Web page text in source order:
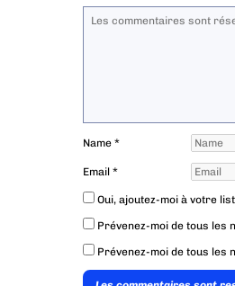
Name *
Email *
Oui, ajoutez-moi à votre
Prévenez-moi de tous les
Prévenez-moi de tous les